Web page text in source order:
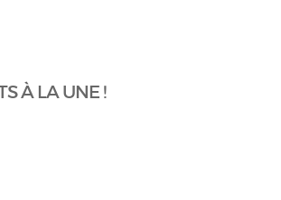
À LA UNE !